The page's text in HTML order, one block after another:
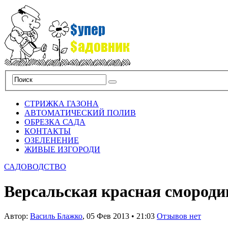
СТРИЖКА ГАЗОНА
АВТОМАТИЧЕСКИЙ ПОЛИВ
ОБРЕЗКА САДА
КОНТАКТЫ
ОЗЕЛЕНЕНИЕ
ЖИВЫЕ ИЗГОРОДИ
САДОВОДСТВО
Версальская красная
Автор: Василь Блажко, 05 Фев 2013 • 21:03 Отзывов нет